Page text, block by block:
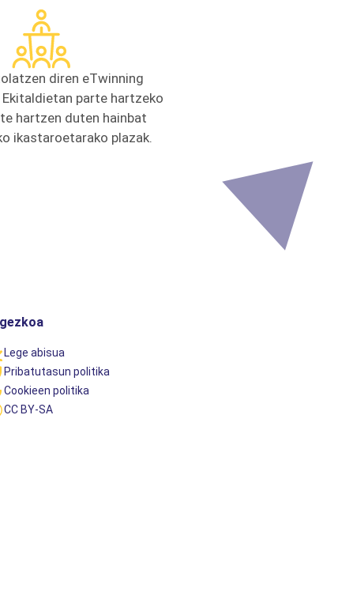
diren eTwinning
parte hartzeko
hartzen duten hainbat
ikastaroetarako plazak.
Lege abisua
Pribatutasun politika
Cookieen politika
CC BY-SA